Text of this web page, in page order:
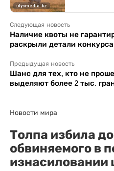
Следующая новость
Наличие квоты не
раскрыли детали конкурса
Предыдущая новость
Шанс для тех, кто не
выделяют более 2 тыс.
Новости мира
Толпа избила
обвиняемого в